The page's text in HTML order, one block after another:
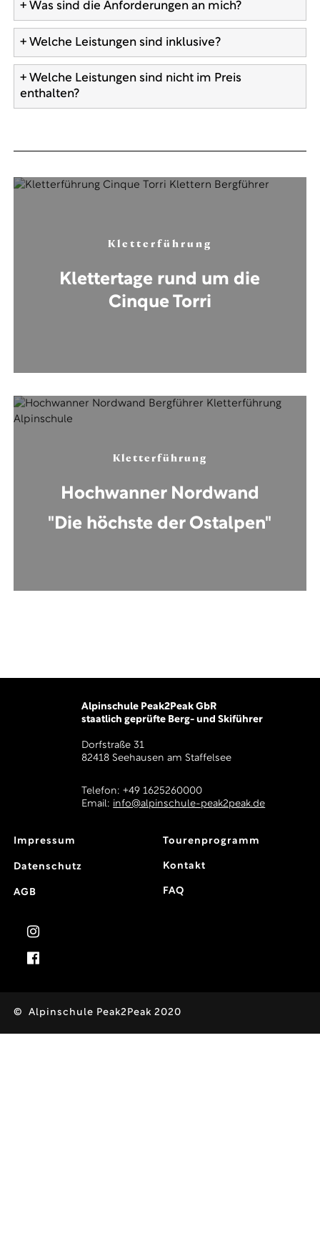
+ Was sind die Anforderungen an mich?
+ Welche Leistungen sind inklusive?
+ Welche Leistungen sind nicht im Preis
enthalten?
Kletterführung
Klettertage rund um die
Cinque Torri
Kletterführung
Hochwanner Nordwand
"Die höchste der Ostalpen"
Alpinschule Peak2Peak GbR
staatlich geprüfte Berg- und Skiführer
Dorfstraße 31
82418 Seehausen am Staffelsee
Telefon: +49 1625260000
Email: info@alpinschule-peak2peak.de
Impressum
Datenschutz
AGB
Tourenprogramm
Kontakt
FAQ
© Alpinschule Peak2Peak 2020